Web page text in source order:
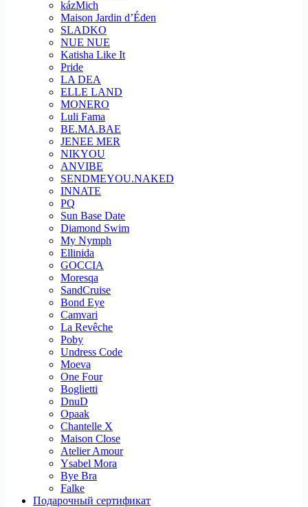
kázMich
Maison Jardin d’Éden
SLADKO
NUE NUE
Katisha Like It
Pride
LA DEA
ELLE LAND
MONERO
Luli Fama
BE.MA.BAE
JENEE MER
NIKYOU
ANVIBE
SENDMEYOU.NAKED
INNATE
PQ
Sun Base Date
Diamond Swim
My Nymph
Ellinida
GOCCIA
Moresqa
SandCruise
Bond Eye
Camvari
La Revêche
Poby
Undress Code
Moeva
One Four
Boglietti
DnuD
Opaak
Chantelle X
Maison Close
Atelier Amour
Ysabel Mora
Bye Bra
Falke
Подарочный сертификат